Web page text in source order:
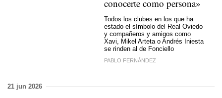
conocerte como persona»
Todos los clubes en los que ha
estado el símbolo del Real Oviedo
y compañeros y amigos como
Xavi, Mikel Arteta o Andrés Iniesta
se rinden al de Fonciello
PABLO FERNÁNDEZ
21 jun 2026